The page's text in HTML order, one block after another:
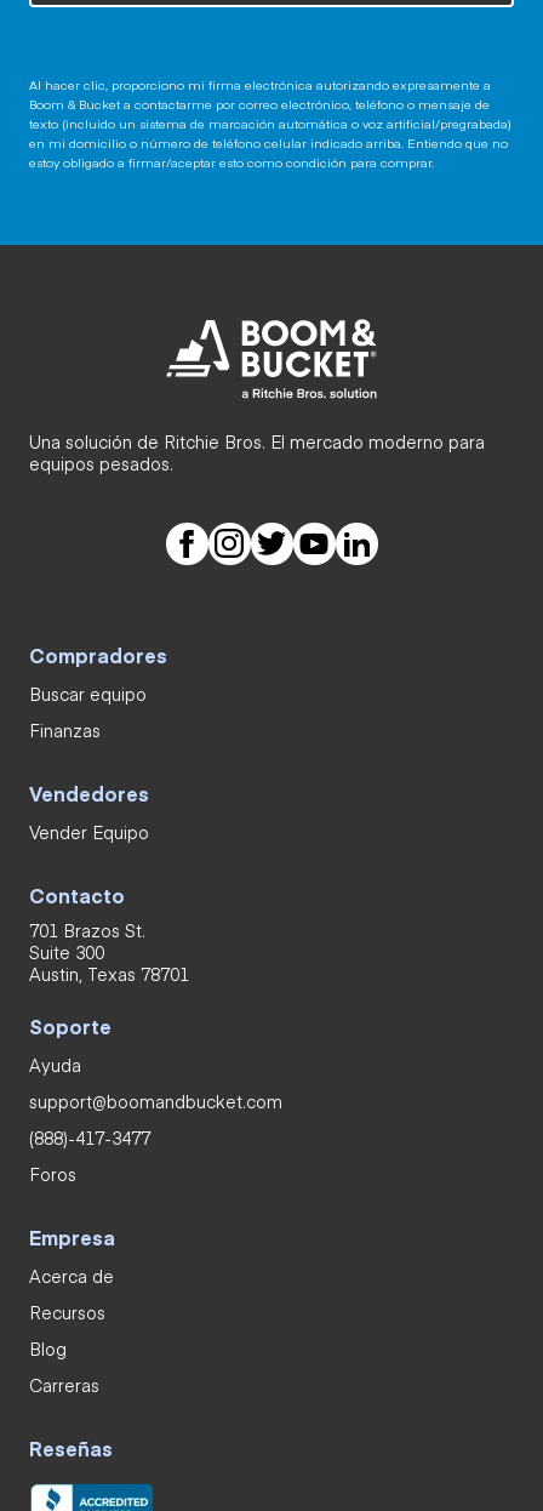
Al hacer clic, proporciono mi firma electrónica autorizando expresamente a
Boom & Bucket a contactarme por correo electrónico, teléfono o mensaje de
texto (incluido un sistema de marcación automática o voz artificial/pregrabada)
en mi domicilio o número de teléfono celular indicado arriba. Entiendo que no
estoy obligado a firmar/aceptar esto como condición para comprar.
Una solución de Ritchie Bros. El mercado moderno para
equipos pesados.
Compradores
Buscar equipo
Finanzas
Vendedores
Vender Equipo
Contacto
701 Brazos St.
Suite 300
Austin, Texas 78701
Soporte
Ayuda
support@boomandbucket.com
(888)-417-3477
Foros
Empresa
Acerca de
Recursos
Blog
Carreras
Reseñas